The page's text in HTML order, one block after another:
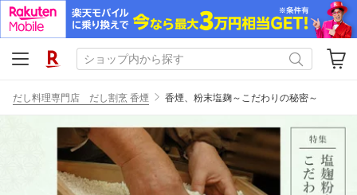
だし料理専門店 だし割烹 香煙 香煙、粉末塩麹～こだわりの秘密～